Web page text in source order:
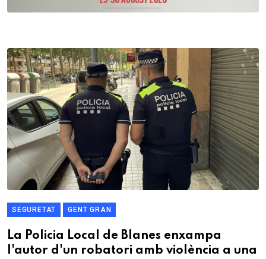
SEGURETAT GENT GRAN
La Policia Local de Blanes enxampa
l'autor d'un robatori amb violència a una